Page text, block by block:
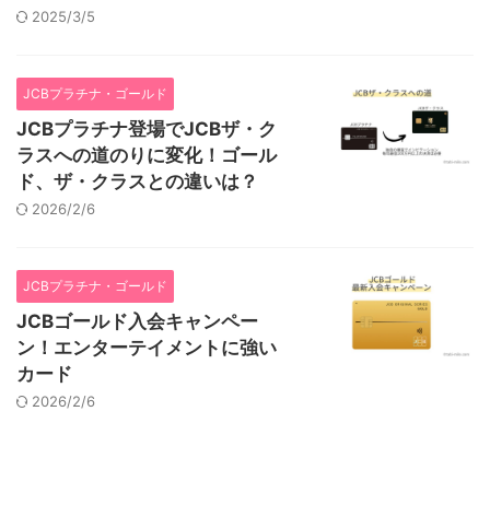
2025/3/5
JCBプラチナ・ゴールド
JCBプラチナ登場でJCBザ・ク
ラスへの道のりに変化！ゴール
ド、ザ・クラスとの違いは？
2026/2/6
JCBプラチナ・ゴールド
JCBゴールド入会キャンペー
ン！エンターテイメントに強い
カード
2026/2/6